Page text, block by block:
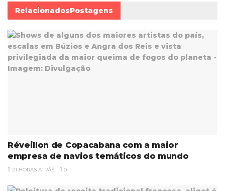
RelacionadosPostagens
Réveillon de Copacabana com a maior
empresa de navios temáticos do mundo
21 HORAS ATRÁS 0